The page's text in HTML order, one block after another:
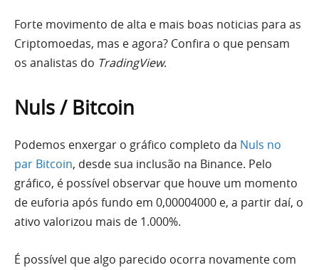
Forte movimento de alta e mais boas noticias para as
Criptomoedas, mas e agora? Confira o que pensam
os analistas do TradingView.
Nuls / Bitcoin
Podemos enxergar o gráfico completo da Nuls no
par Bitcoin, desde sua inclusão na Binance. Pelo
gráfico, é possível observar que houve um momento
de euforia após fundo em 0,00004000 e, a partir daí, o
ativo valorizou mais de 1.000%.
É possível que algo parecido ocorra novamente com